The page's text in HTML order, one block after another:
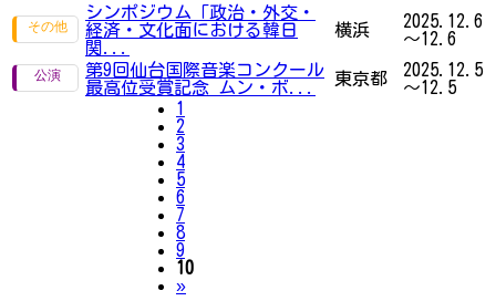
シンポジウム「政治・外交・
経済・文化面における韓日
関...
横浜
2025.12.6
～12.6
第9回仙台国際音楽コンクール
最高位受賞記念 ムン・ボ...
東京都
2025.12.5
～12.5
1
2
3
4
5
6
7
8
9
10
»Next